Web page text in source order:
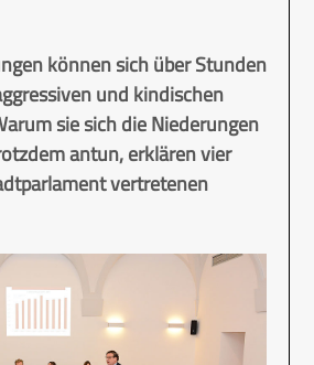
können sich über Stunden
und kindischen
sie sich die Niederungen
antun, erklären vier
vertretenen